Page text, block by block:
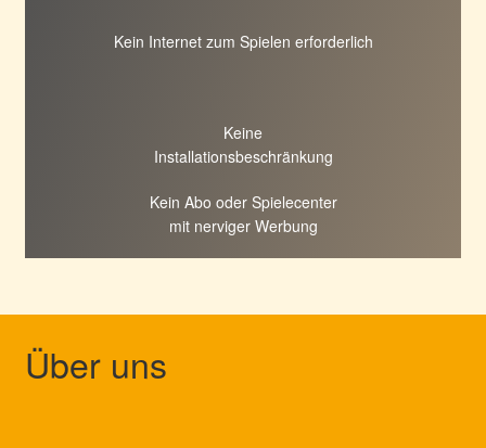
Kein Internet zum Spielen erforderlich
Keine
Installationsbeschränkung
Kein Abo oder Spielecenter
mit nerviger Werbung
Über uns